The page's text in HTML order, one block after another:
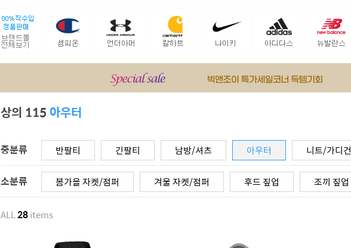
상의 115 아우터
중분류 반팔티 긴팔티 남방/셔츠 아우터 니트/가디건
소분류 봄가을 자켓/점퍼 겨울 자켓/점퍼 후드 짚업 조끼 짚업
ALL28items